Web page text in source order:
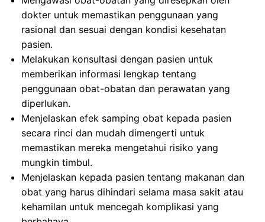
dokter untuk memastikan penggunaan yang
rasional dan sesuai dengan kondisi kesehatan
pasien.
Melakukan konsultasi dengan pasien untuk
memberikan informasi lengkap tentang
penggunaan obat-obatan dan perawatan yang
diperlukan.
Menjelaskan efek samping obat kepada pasien
secara rinci dan mudah dimengerti untuk
memastikan mereka mengetahui risiko yang
mungkin timbul.
Menjelaskan kepada pasien tentang makanan dan
obat yang harus dihindari selama masa sakit atau
kehamilan untuk mencegah komplikasi yang